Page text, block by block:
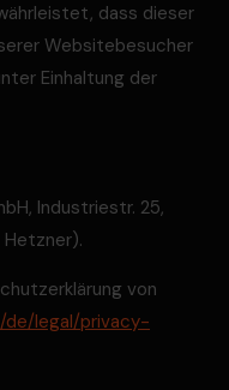
dass dieser
Websitebesucher
Einhaltung der
Industriestr. 25,
Hetzner).
von
de/legal/privacy-